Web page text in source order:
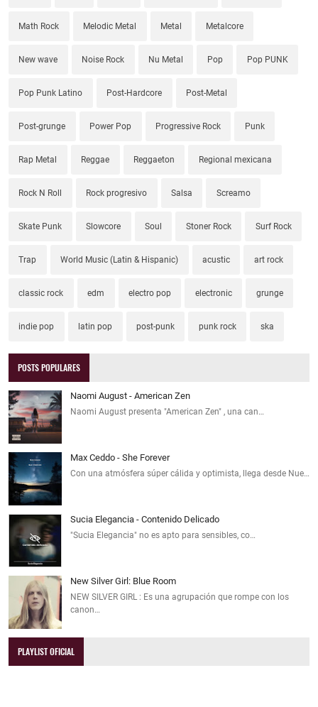
Math Rock Melodic Metal Metal Metalcore
New wave Noise Rock Nu Metal Pop Pop PUNK
Pop Punk Latino Post-Hardcore Post-Metal
Post-grunge Power Pop Progressive Rock Punk
Rap Metal Reggae Reggaeton Regional mexicana
Rock N Roll Rock progresivo Salsa Screamo
Skate Punk Slowcore Soul Stoner Rock Surf Rock
Trap World Music (Latin & Hispanic) acustic art rock
classic rock edm electro pop electronic grunge
indie pop latin pop post-punk punk rock ska
POSTS POPULARES
Naomi August - American Zen
Naomi August presenta "American Zen" , una can…
Max Ceddo - She Forever
Con una atmósfera súper cálida y optimista, llega desde Nue…
Sucia Elegancia - Contenido Delicado
"Sucia Elegancia" no es apto para sensibles, co…
New Silver Girl: Blue Room
NEW SILVER GIRL : Es una agrupación que rompe con los
canon…
PLAYLIST OFICIAL